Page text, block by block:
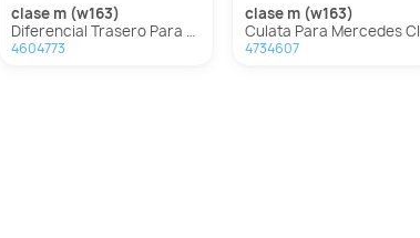
clase m (w163)
Diferencial Trasero Para Mercedes Clase M
4604773
clase m (w163)
Culata Para Mercedes Clase M
4734607